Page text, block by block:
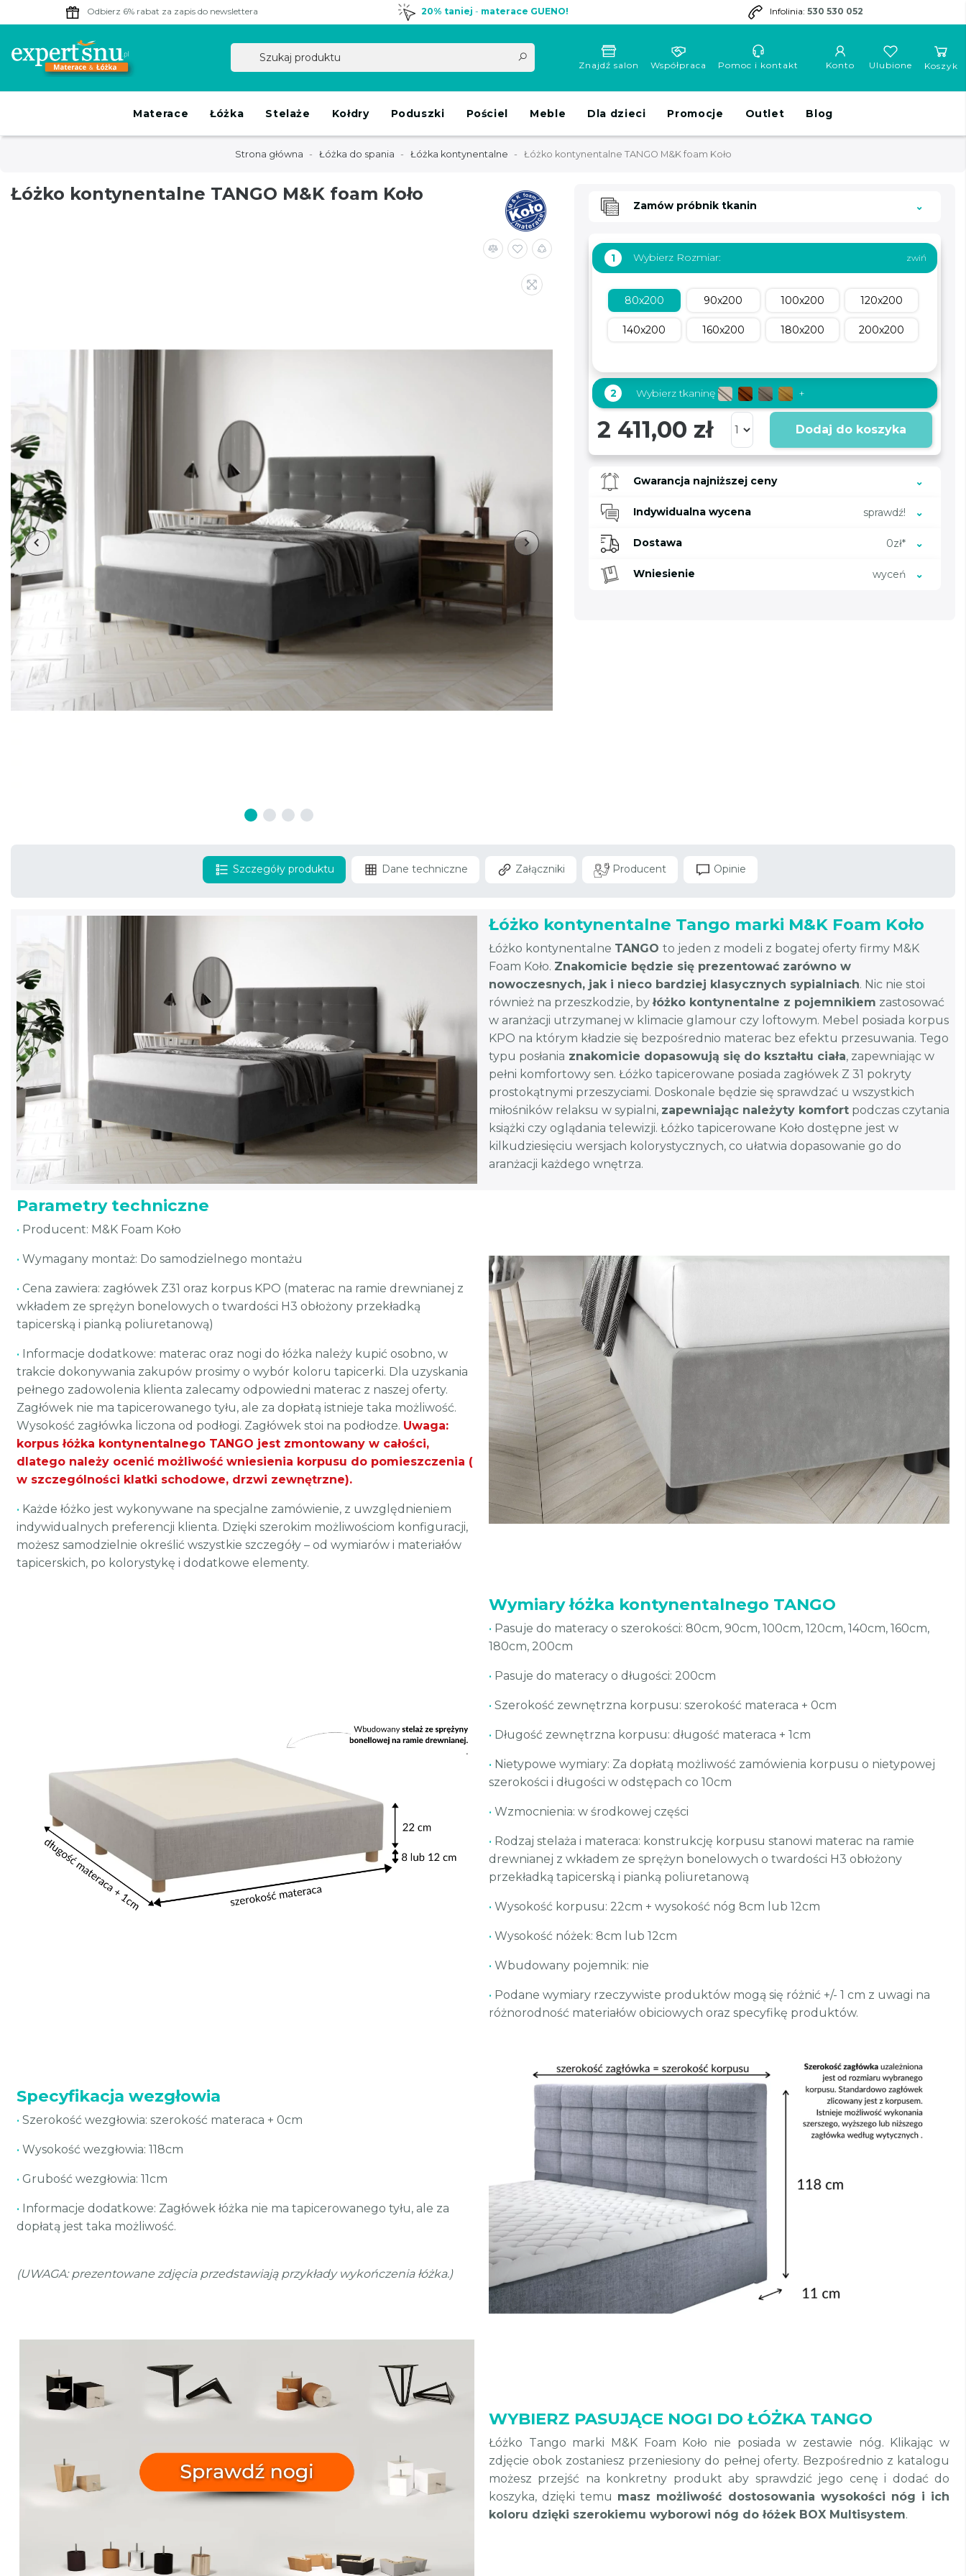
Odbierz 6% rabat za zapis do newslettera 20% taniej - materace GUENO! Infolinia: 530 530 052
Znajdź salon Współpraca Pomoc i kontakt Konto Koszyk
Ulubione
Materace Łóżka Stelaże Kołdry Poduszki Pościel Meble Dla dzieci Promocje Outlet Blog
Strona główna Łóżka do spania Łóżka kontynentalne Łóżko kontynentalne TANGO M&K foam Koło
Łóżko kontynentalne TANGO M&K foam Koło
Zamów próbnik tkanin
1 Wybierz Rozmiar:
80x200 90x200 100x200 120x200
140x200 160x200 180x200 200x200
2 Wybierz tkaninę +
2 411,00 zł Dodaj do koszyka
Gwarancja najniższej ceny
Indywidualna wycena sprawdź!
Dostawa 0zł*
Wniesienie wyceń
Szczegóły produktu Dane techniczne Załączniki Producent Opinie
Łóżko kontynentalne Tango marki M&K Foam Koło
Łóżko kontynentalne TANGO to jeden z modeli z bogatej oferty firmy M&K
Foam Koło. Znakomicie będzie się prezentować zarówno w
nowoczesnych, jak i nieco bardziej klasycznych sypialniach. Nic nie stoi
również na przeszkodzie, byłóżko kontynentalne z pojemnikiem zastosować
w aranżacji utrzymanej w klimacie glamour czy loftowym. Mebel posiada korpus
KPO na którym kładzie się bezpośrednio materac bez efektu przesuwania. Tego
typu posłania znakomicie dopasowują się do kształtu ciała, zapewniając w
pełni komfortowy sen. Łóżko tapicerowane posiada zagłówek Z 31 pokryty
prostokątnymi przeszyciami. Doskonale będzie się sprawdzać u wszystkich
miłośników relaksu w sypialni, zapewniając należyty komfort podczas czytania
książki czy oglądania telewizji. Łóżko tapicerowane Koło dostępne jest w
kilkudziesięciu wersjach kolorystycznych, co ułatwia dopasowanie go do
aranżacji każdego wnętrza.
Parametry techniczne
• Producent: M&K Foam Koło
• Wymagany montaż: Do samodzielnego montażu
• Cena zawiera: zagłówek Z31 oraz korpus KPO (materac na ramie drewnianej z
wkładem ze sprężyn bonelowych o twardości H3 obłożony przekładką
tapicerską i pianką poliuretanową)
• Informacje dodatkowe: materac oraz nogi do łóżka należy kupić osobno, w
trakcie dokonywania zakupów prosimy o wybór koloru tapicerki. Dla uzyskania
pełnego zadowolenia klienta zalecamy odpowiedni materac z naszej oferty.
Zagłówek nie ma tapicerowanego tyłu, ale za dopłatą istnieje taka możliwość.
Wysokość zagłówka liczona od podłogi. Zagłówek stoi na podłodze. Uwaga:
korpus łóżka kontynentalnego TANGO jest zmontowany w całości,
dlatego należy ocenić możliwość wniesienia korpusu do pomieszczenia (
w szczególności klatki schodowe, drzwi zewnętrzne).
• Każde łóżko jest wykonywane na specjalne zamówienie, z uwzględnieniem
indywidualnych preferencji klienta. Dzięki szerokim możliwościom konfiguracji,
możesz samodzielnie określić wszystkie szczegóły – od wymiarów i materiałów
tapicerskich, po kolorystykę i dodatkowe elementy.
Wymiary łóżka kontynentalnego TANGO
• Pasuje do materacy o szerokości: 80cm, 90cm, 100cm, 120cm, 140cm, 160cm,
180cm, 200cm
• Pasuje do materacy o długości: 200cm
• Szerokość zewnętrzna korpusu: szerokość materaca + 0cm
• Długość zewnętrzna korpusu: długość materaca + 1cm
• Nietypowe wymiary: Za dopłatą możliwość zamówienia korpusu o nietypowej
szerokości i długości w odstępach co 10cm
• Wzmocnienia: w środkowej części
• Rodzaj stelaża i materaca: konstrukcję korpusu stanowi materac na ramie
drewnianej z wkładem ze sprężyn bonelowych o twardości H3 obłożony
przekładką tapicerską i pianką poliuretanową
• Wysokość korpusu: 22cm + wysokość nóg 8cm lub 12cm
• Wysokość nóżek: 8cm lub 12cm
• Wbudowany pojemnik: nie
• Podane wymiary rzeczywiste produktów mogą się różnić +/- 1 cm z uwagi na
różnorodność materiałów obiciowych oraz specyfikę produktów.
Specyfikacja wezgłowia
• Szerokość wezgłowia: szerokość materaca + 0cm
• Wysokość wezgłowia: 118cm
• Grubość wezgłowia: 11cm
• Informacje dodatkowe: Zagłówek łóżka nie ma tapicerowanego tyłu, ale za
dopłatą jest taka możliwość.
(UWAGA: prezentowane zdjęcia przedstawiają przykłady wykończenia łóżka.)
WYBIERZ PASUJĄCE NOGI DO ŁÓŻKA TANGO
Łóżko Tango marki M&K Foam Koło nie posiada w zestawie nóg. Klikając w
zdjęcie obok zostaniesz przeniesiony do pełnej oferty. Bezpośrednio z katalogu
możesz przejść na konkretny produkt aby sprawdzić jego cenę i dodać do
koszyka, dzięki temu masz możliwość dostosowania wysokości nóg i ich
koloru dzięki szerokiemu wyborowi nóg do łóżek BOX Multisystem.